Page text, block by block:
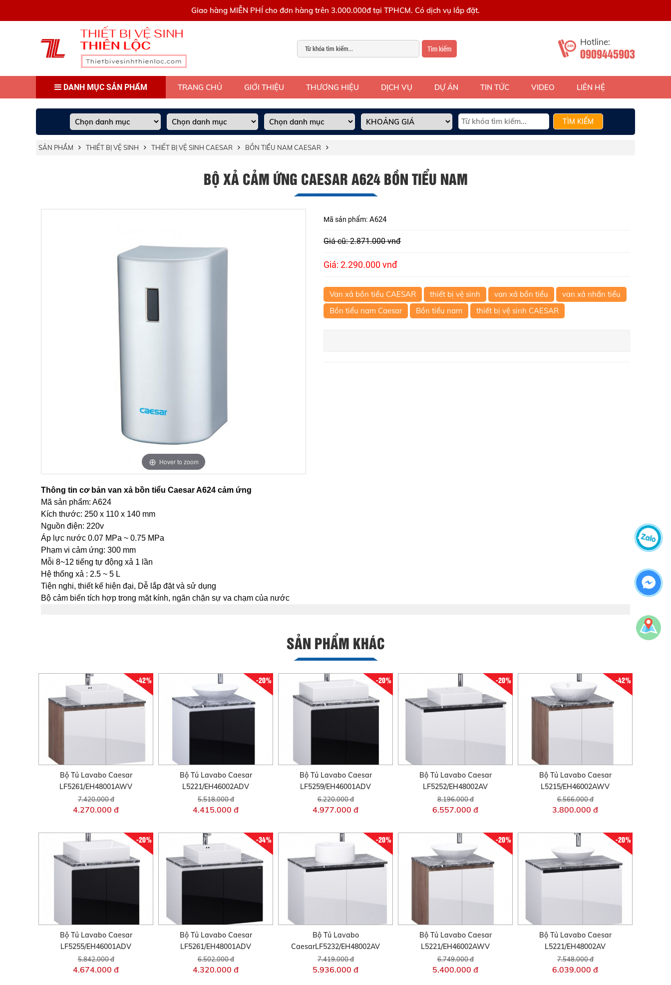
Giao hàng MIỄN PHÍ cho đơn hàng trên 3.000.000đ tại TPHCM. Có dịch vụ lắp đặt.
Tìm kiếm
Hotline:
0909445903
DANH MỤC SẢN PHẨM TRANG CHỦ GIỚI THIỆU THƯƠNG HIỆU DỊCH VỤ DỰ ÁN TIN TỨC VIDEO LIÊN HỆ
TÌM KIẾM
SẢN PHẨM THIẾT BỊ VỆ SINH THIẾT BỊ VỆ SINH CAESAR BỒN TIỂU NAM CAESAR
BỘ XẢ CẢM ỨNG CAESAR A624 BỒN TIỂU NAM
Hover to zoom
Mã sản phẩm: A624
Giá cũ: 2.871.000 vnđ
Giá: 2.290.000 vnđ
Van xả bồn tiểu CAESAR thiết bị vệ sinh van xả bồn tiểu
van xả nhấn tiểu
Bồn tiểu nam Caesar
Bồn tiểu nam thiết bị vệ sinh CAESAR
Thông tin cơ bản van xả bồn tiểu Caesar A624 cảm ứng
Mã sản phẩm: A624
Kích thước: 250 x 110 x 140 mm
Nguồn điện: 220v
Áp lực nước 0.07 MPa ~ 0.75 MPa
Phạm vi cảm ứng: 300 mm
Mỗi 8~12 tiếng tự động xả 1 lần
Hệ thống xả : 2.5 ~ 5 L
Tiện nghi, thiết kế hiện đại, Dễ lắp đặt và sử dụng
Bộ cảm biến tích hợp trong mặt kính, ngăn chặn sự va chạm của nước
SẢN PHẨM KHÁC
-42%
Bộ Tủ Lavabo Caesar
LF5261/EH48001AWV
7.420.000 đ
4.270.000 đ
-20%
Bộ Tủ Lavabo Caesar
L5221/EH46002ADV
5.518.000 đ
4.415.000 đ
-20%
Bộ Tủ Lavabo Caesar
LF5259/EH46001ADV
6.220.000 đ
4.977.000 đ
-20%
Bộ Tủ Lavabo Caesar
LF5252/EH48002AV
8.196.000 đ
6.557.000 đ
-42%
Bộ Tủ Lavabo Caesar
L5215/EH46002AWV
6.566.000 đ
3.800.000 đ
-20%
Bộ Tủ Lavabo Caesar
LF5255/EH46001ADV
5.842.000 đ
4.674.000 đ
-34%
Bộ Tủ Lavabo Caesar
LF5261/EH48001ADV
6.502.000 đ
4.320.000 đ
-20%
Bộ Tủ Lavabo
CaesarLF5232/EH48002AV
7.419.000 đ
5.936.000 đ
-20%
Bộ Tủ Lavabo Caesar
L5221/EH46002AWV
6.749.000 đ
5.400.000 đ
-20%
Bộ Tủ Lavabo Caesar
L5221/EH48002AV
7.548.000 đ
6.039.000 đ